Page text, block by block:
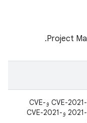
CVE-2021-0426 وCVE-
2021-0427 وCVE-2021-